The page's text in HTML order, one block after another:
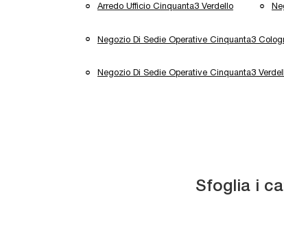
Arredo Ufficio Cinquanta3 Verdello
Negozio Di Sedie Operative Cinquanta3
Negozio Di Sedie Operative Cinquanta3
Sfoglia i